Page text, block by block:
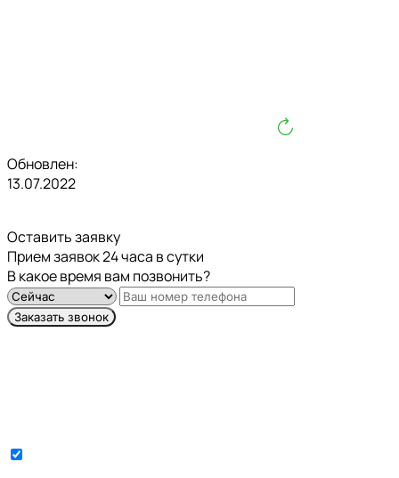
Обновлен:
13.07.2022
Оставить заявку
Прием заявок 24 часа в сутки
В какое время вам позвонить?
Заказать звонок